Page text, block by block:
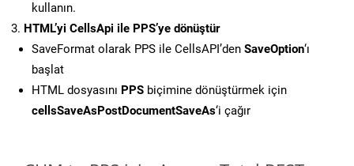
kullanın.
HTML’yi CellsApi ile PPS’ye dönüştür
SaveFormat olarak PPS ile CellsAPI’den SaveOption‘ı
başlat
HTML dosyasını PPS biçimine dönüştürmek için
cellsSaveAsPostDocumentSaveAs‘i çağır